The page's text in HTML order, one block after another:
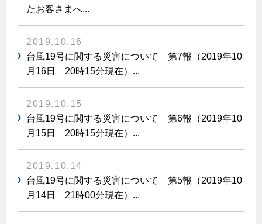
検針について
原料費調整制度について
こんなときは
ガスが出ないとき
ガスメーターの復帰方法
地震のとき
ガス給湯器・風呂釜の凍結予防方法
経済性
ガス・電気併用住宅とオール電化住宅の比較
ライフステージ別に比較する
30代
40代～50代
レンジフード
レンジフード
オーブン・炊飯器
オーブン
炊飯器
警報器
リフォーム事例紹介
テレビCM
スタッフ
リフォームの流れ
補助金について
ショールーム
都市ガスでんき 従量電灯Ｃ
電気料金の計算について
ご請求とお支払い
電気料金のシミュレーション
ご契約・お手続き
お申込み
食育活動について
料理教室レンタル
情報誌 企業情報
採用情報
たお客さまへ...
2019.10.16
台風19号に関する災害について 第7報（2019年10
月16日 20時15分現在）...
2019.10.15
台風19号に関する災害について 第6報（2019年10
月15日 20時15分現在）...
2019.10.14
台風19号に関する災害について 第5報（2019年10
月14日 21時00分現在）...